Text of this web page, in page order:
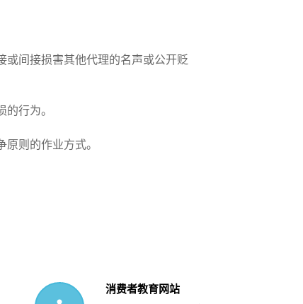
间接损害其他代理的名声或公开贬
行为。
则的作业方式。
消费者教育网站